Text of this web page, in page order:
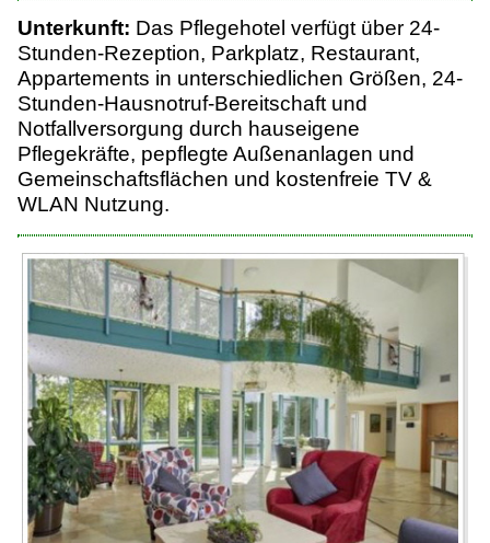
Unterkunft: Das Pflegehotel verfügt über 24-
Stunden-Rezeption, Parkplatz, Restaurant,
Appartements in unterschiedlichen Größen, 24-
Stunden-Hausnotruf-Bereitschaft und
Notfallversorgung durch hauseigene
Pflegekräfte, pepflegte Außenanlagen und
Gemeinschaftsflächen und kostenfreie TV &
WLAN Nutzung.